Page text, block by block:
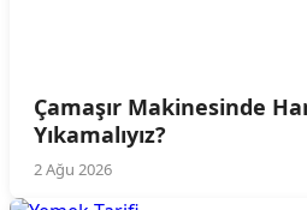
Çamaşır Makinesinde
Yıkamalıyız?
2 Ağu 2026